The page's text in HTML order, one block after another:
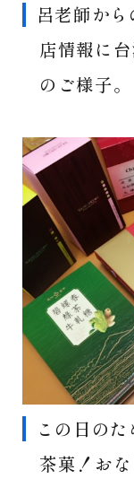
呂老師か
店情報に
のご様子。
この日の
茶菓！お